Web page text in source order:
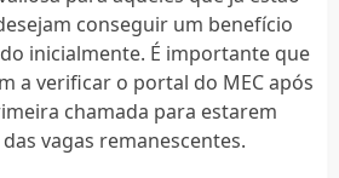
conseguir um benefício
inicialmente. É importante que
a verificar o portal do MEC após
chamada para estarem
vagas remanescentes.